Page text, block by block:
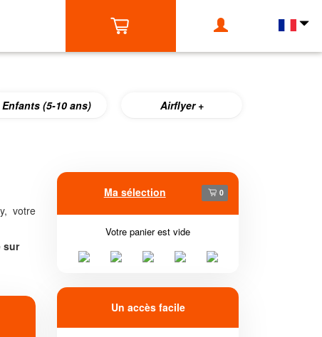
Enfants (5-10 ans) Airflyer +
votre
sur
Ma sélection 0
Votre panier est vide
Un accès facile